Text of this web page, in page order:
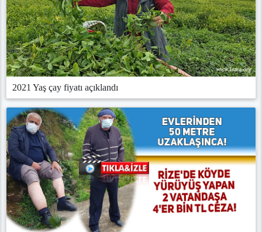
2021 Yaş çay fiyatı açıklandı